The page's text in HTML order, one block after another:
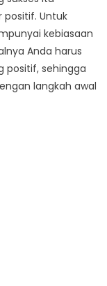
positif. Untuk
kebiasaan
Anda harus
positif, sehingga
langkah awal